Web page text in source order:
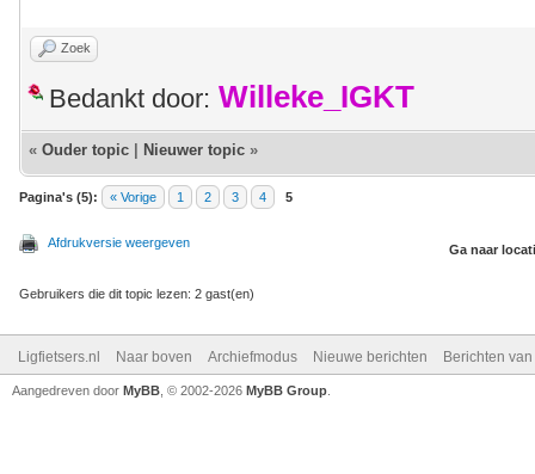
Zoek
Bedankt door: Willeke_IGKT
« Ouder topic Nieuwer topic »
Pagina's (5): « Vorige 1 2 3 4 5
Afdrukversie weergeven Ga naar
Gebruikers die dit topic lezen: 2 gast(en)
Ligfietsers.nl Naar boven Archiefmodus Nieuwe berichten Berichten
Aangedreven door MyBB , © 2002-2026 MyBB Group